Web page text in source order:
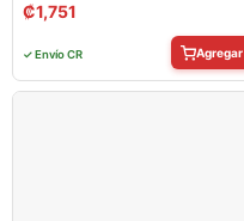
₡1,751
✓ Envío CR Agregar